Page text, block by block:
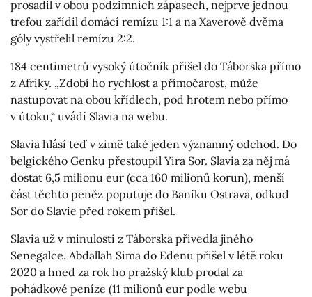
prosadil v obou podzimních zápasech, nejprve jednou
trefou zařídil domácí remízu 1:1 a na Xaverově dvěma
góly vystřelil remízu 2:2.
184 centimetrů vysoký útočník přišel do Táborska přímo
z Afriky. „Zdobí ho rychlost a přímočarost, může
nastupovat na obou křídlech, pod hrotem nebo přímo
v útoku,“ uvádí Slavia na webu.
Slavia hlásí teď v zimě také jeden významný odchod. Do
belgického Genku přestoupil Yira Sor. Slavia za něj má
dostat 6,5 milionu eur (cca 160 milionů korun), menší
část těchto peněz poputuje do Baníku Ostrava, odkud
Sor do Slavie před rokem přišel.
Slavia už v minulosti z Táborska přivedla jiného
Senegalce. Abdallah Sima do Edenu přišel v létě roku
2020 a hned za rok ho pražský klub prodal za
pohádkové peníze (11 milionů eur podle webu